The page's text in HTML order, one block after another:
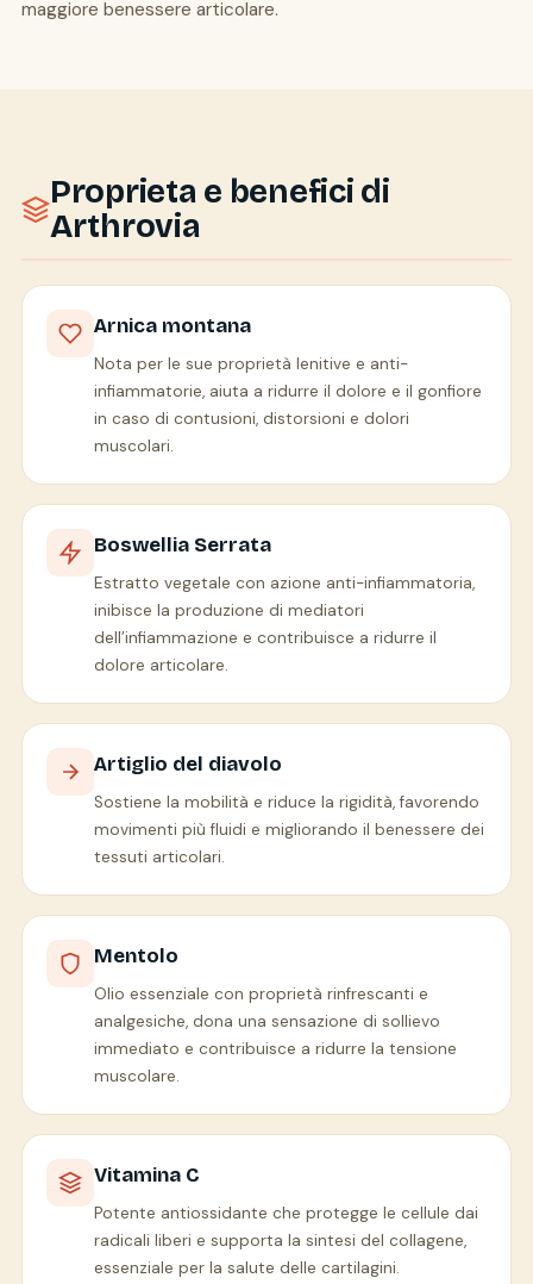
maggiore benessere articolare.
Proprieta e benefici di
Arthrovia
Arnica montana
Nota per le sue proprietà lenitive e anti-
infiammatorie, aiuta a ridurre il dolore e il gonfiore
in caso di contusioni, distorsioni e dolori
muscolari.
Boswellia Serrata
Estratto vegetale con azione anti-infiammatoria,
inibisce la produzione di mediatori
dell’infiammazione e contribuisce a ridurre il
dolore articolare.
Artiglio del diavolo
Sostiene la mobilità e riduce la rigidità, favorendo
movimenti più fluidi e migliorando il benessere dei
tessuti articolari.
Mentolo
Olio essenziale con proprietà rinfrescanti e
analgesiche, dona una sensazione di sollievo
immediato e contribuisce a ridurre la tensione
muscolare.
Vitamina C
Potente antiossidante che protegge le cellule dai
radicali liberi e supporta la sintesi del collagene,
essenziale per la salute delle cartilagini.